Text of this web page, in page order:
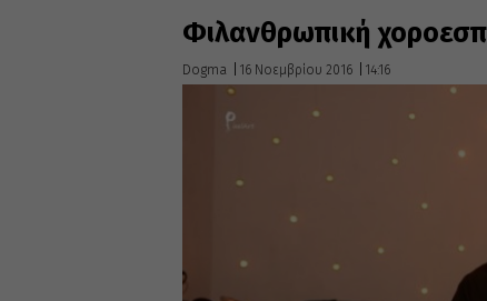
Φιλανθρωπική
Dogma 16 Νοεμβρίου 2016 14:16